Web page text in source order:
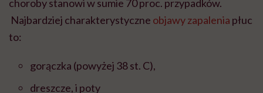
choroby stanowi w sumie 70 proc. przypadków.
Najbardziej charakterystyczne objawy zapalenia płuc
to:
gorączka (powyżej 38 st. C),
dreszcze, i poty